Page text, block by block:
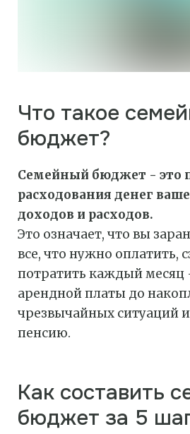
Что такое
бюджет?
Семейный бюджет - это
расходования денег
доходов и расходов.
Это означает, что вы
все, что нужно оплатить,
потратить каждый месяц
арендной платы до
чрезвычайных ситуаций
пенсию.
Как составить
бюджет за 5